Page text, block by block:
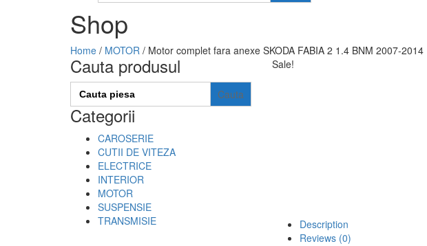
Shop
Home / MOTOR / Motor complet fara anexe SKODA FABIA 2 1.4 BNM 2007-2014
Sale!
Description
Reviews (0)
Cauta produsul
Search
for:
Categorii
CAROSERIE
CUTII DE VITEZA
ELECTRICE
INTERIOR
MOTOR
SUSPENSIE
TRANSMISIE